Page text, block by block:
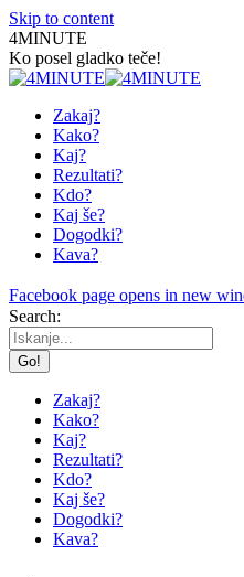
Skip to content
4MINUTE
Ko posel gladko teče!
Zakaj?
Kako?
Kaj?
Rezultati?
Kdo?
Kaj še?
Dogodki?
Kava?
Facebook page opens in new
Search:
Zakaj?
Kako?
Kaj?
Rezultati?
Kdo?
Kaj še?
Dogodki?
Kava?